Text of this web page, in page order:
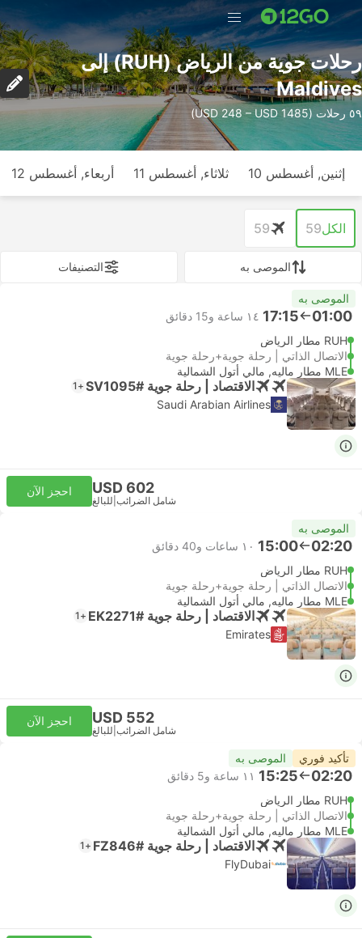
رحلات جوية من الرياض (RUH) إلى
Maldives
٥٩ رحلات (USD 248 – USD 1485)
إثنين, أغسطس 10 ثلاثاء, أغسطس 11 أربعاء, أغسطس 12
الكل59
59
الموصى به التصنيفات
الموصى به
01:00
17:15 ١٤ ساعة و‫15 دقائق
RUH مطار الرياض
الاتصال الذاتي | رحلة جوية+رحلة جوية
MLE مطار ماليه, مالي أتول الشمالية
الاقتصاد | رحلة جوية #SV1095 +1
Saudi Arabian Airlines
USD 602
شامل الضرائب للبالغ
احجز الآن
الموصى به
02:20
15:00 ١٠ ساعات و‫40 دقائق
RUH مطار الرياض
الاتصال الذاتي | رحلة جوية+رحلة جوية
MLE مطار ماليه, مالي أتول الشمالية
الاقتصاد | رحلة جوية #EK2271 +1
Emirates
USD 552
شامل الضرائب للبالغ
احجز الآن
تأكيد فوري الموصى به
02:20
15:25 ١١ ساعة و‫5 دقائق
RUH مطار الرياض
الاتصال الذاتي | رحلة جوية+رحلة جوية
MLE مطار ماليه, مالي أتول الشمالية
الاقتصاد | رحلة جوية #FZ846 +1
FlyDubai